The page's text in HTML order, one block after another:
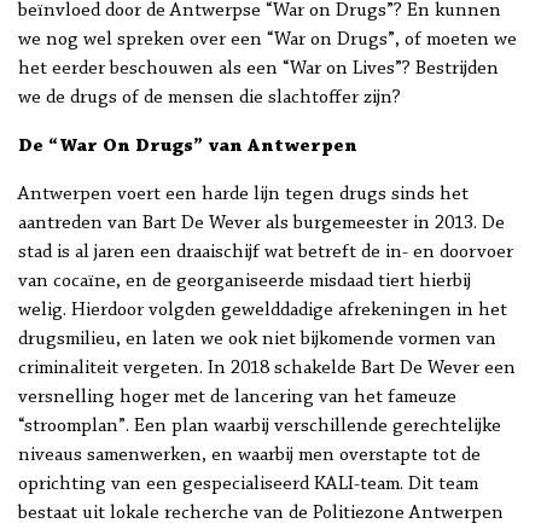
beïnvloed door de Antwerpse “War on Drugs”? En kunnen
we nog wel spreken over een “War on Drugs”, of moeten we
het eerder beschouwen als een “War on Lives”? Bestrijden
we de drugs of de mensen die slachtoffer zijn?
De “War On Drugs” van Antwerpen
Antwerpen voert een harde lijn tegen drugs sinds het
aantreden van Bart De Wever als burgemeester in 2013. De
stad is al jaren een draaischijf wat betreft de in- en doorvoer
van cocaïne, en de georganiseerde misdaad tiert hierbij
welig. Hierdoor volgden gewelddadige afrekeningen in het
drugsmilieu, en laten we ook niet bijkomende vormen van
criminaliteit vergeten. In 2018 schakelde Bart De Wever een
versnelling hoger met de lancering van het fameuze
“stroomplan”. Een plan waarbij verschillende gerechtelijke
niveaus samenwerken, en waarbij men overstapte tot de
oprichting van een gespecialiseerd KALI-team. Dit team
bestaat uit lokale recherche van de Politiezone Antwerpen